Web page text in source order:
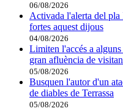
06/08/2026
Activada l'alerta del pla
fortes aquest dijous
04/08/2026
Limiten l'accés a
gran afluència de
05/08/2026
Busquen l'autor d'un
de diables de Terrassa
05/08/2026